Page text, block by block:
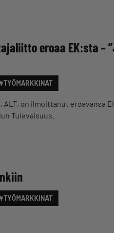
eroaa EK:sta –
on ilmoittanut eroavansa
Tulevaisuus.